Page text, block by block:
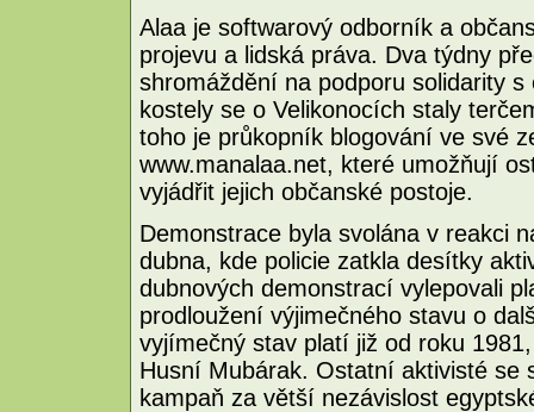
Alaa je softwarový odborník a
projevu a lidská práva. Dva týdny
shromáždění na podporu solidarity
kostely se o Velikonocích staly
toho je průkopník blogování ve své
www.manalaa.net, které umožňují
vyjádřit jejich občanské postoje.
Demonstrace byla svolána v reakci
dubna, kde policie zatkla desítky
dubnových demonstrací vylepovali
prodloužení výjimečného stavu o
vyjímečný stav platí již od roku
Husní Mubárak. Ostatní aktivisté se
kampaň za větší nezávislost